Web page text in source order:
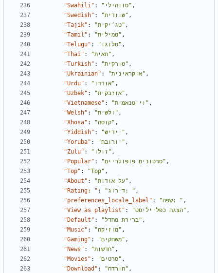
"Swahili" : "סווהילי" ,
"Swedish" : "שוודית" ,
"Tajik" : "טג׳יקית" ,
"Tamil" : "טמילית" ,
"Telugu" : "טלוגו" ,
"Thai" : "תאית" ,
"Turkish" : "טורקית" ,
"Ukrainian" : "אוקראינית" ,
"Urdu" : "אורדו" ,
"Uzbek" : "אוזבקית" ,
"Vietnamese" : "וייטנאמית" ,
"Welsh" : "ולשית" ,
"Xhosa" : "קוסה" ,
"Yiddish" : "יידיש" ,
"Yoruba" : "יורובה" ,
"Zulu" : "זולו" ,
"Popular" : "סרטונים פופולריים" ,
"Top" : "Top" ,
"About" : "על אודות" ,
"Rating: " : "דירוג: " ,
"preferences_locale_label" : "שפה: " ,
"View as playlist" : "הצגה כפלייליסט" ,
"Default" : "ברירת מחדל" ,
"Music" : "מוזיקה" ,
"Gaming" : "משחקים" ,
"News" : "חדשות" ,
"Movies" : "סרטים" ,
"Download" : "הורדה" ,